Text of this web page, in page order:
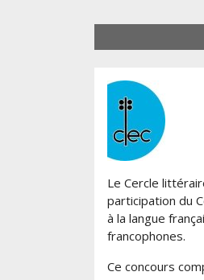
Le Cercle
participation du
à la langue
francophones.
Ce concours